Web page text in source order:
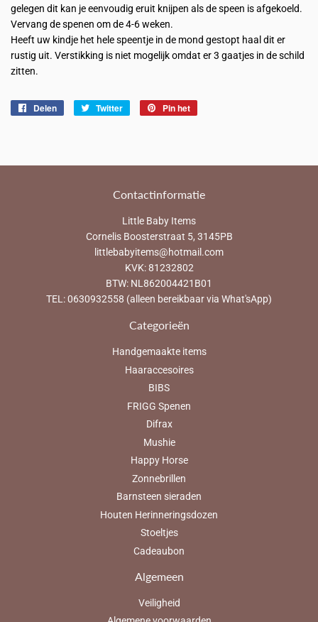
gelegen dit kan je eenvoudig eruit knijpen als de speen is afgekoeld.
Vervang de spenen om de 4-6 weken.
Heeft uw kindje het hele speentje in de mond gestopt haal dit er
rustig uit. Verstikking is niet mogelijk omdat er 3 gaatjes in de schild
zitten.
Delen
Delen
Twitter
TwitterenPin het
Contactinformatie
Little Baby Items
Cornelis Boosterstraat 5, 3145PB
littlebabyitems@hotmail.com
KVK: 81232802
BTW: NL862004421B01
TEL: 0630932558 (alleen bereikbaar via What'sApp)
Categorieën
Handgemaakte items
Haaraccesoires
BIBS
FRIGG Spenen
Difrax
Mushie
Happy Horse
Zonnebrillen
Barnsteen sieraden
Houten Herinneringsdozen
Stoeltjes
Cadeaubon
Algemeen
Veiligheid